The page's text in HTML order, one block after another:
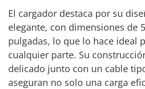
El cargador destaca por su
elegante, con dimensiones de
pulgadas, lo que lo hace ideal
cualquier parte. Su
delicado junto con un cable
aseguran no solo una carga